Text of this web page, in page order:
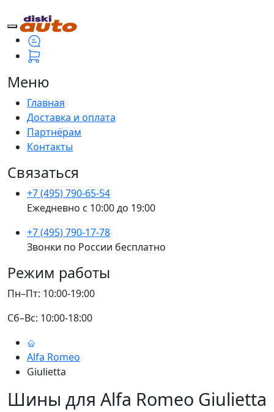
Меню
Главная
Доставка и оплата
Партнёрам
Контакты
Связаться
+7 (495) 790-65-54
Ежедневно с 10:00 до 19:00
+7 (495) 790-17-78
Звонки по России бесплатно
Режим работы
Пн–Пт: 10:00-19:00
Сб–Вс: 10:00-18:00
Alfa Romeo
Giulietta
Шины для Alfa Romeo Giulietta